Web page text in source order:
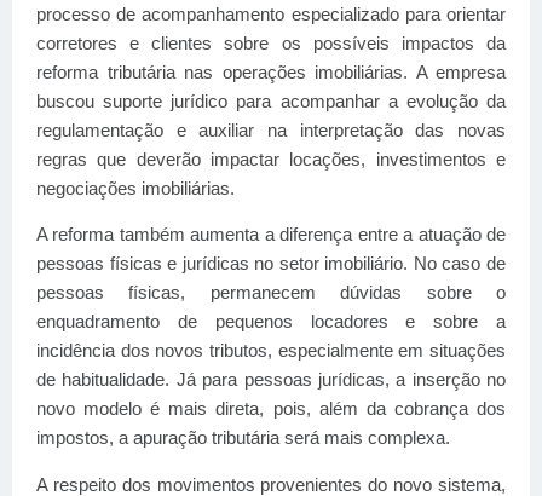
processo de acompanhamento especializado para orientar
corretores e clientes sobre os possíveis impactos da
reforma tributária nas operações imobiliárias. A empresa
buscou suporte jurídico para acompanhar a evolução da
regulamentação e auxiliar na interpretação das novas
regras que deverão impactar locações, investimentos e
negociações imobiliárias.
A reforma também aumenta a diferença entre a atuação de
pessoas físicas e jurídicas no setor imobiliário. No caso de
pessoas físicas, permanecem dúvidas sobre o
enquadramento de pequenos locadores e sobre a
incidência dos novos tributos, especialmente em situações
de habitualidade. Já para pessoas jurídicas, a inserção no
novo modelo é mais direta, pois, além da cobrança dos
impostos, a apuração tributária será mais complexa.
A respeito dos movimentos provenientes do novo sistema,